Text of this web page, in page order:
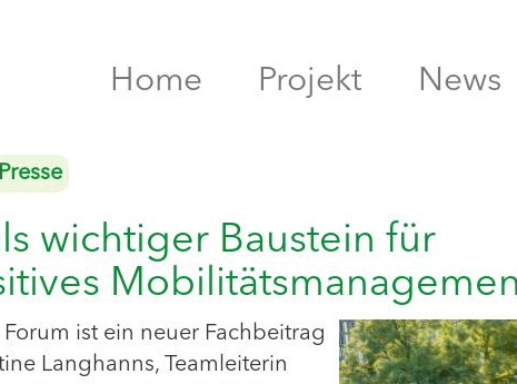
Home Projekt News
Presse
wichtiger Baustein für
ist ein neuer Fachbeitrag
Langhanns, Teamleiterin